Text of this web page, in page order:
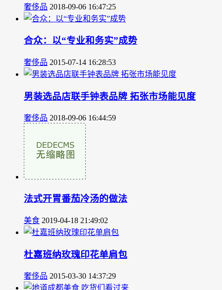
奢侈品 2018-09-06 16:47:25
合众：以“专业和务实”成势
奢侈品 2015-07-14 16:28:53
男装选品店联手钟表品牌 拓张市场能见度
奢侈品 2018-09-06 16:44:59
法式开胃番茄冷汤的做法
美食 2019-04-18 21:49:02
杜嘉班纳玫瑰印花单肩包
奢侈品 2015-03-30 14:37:29